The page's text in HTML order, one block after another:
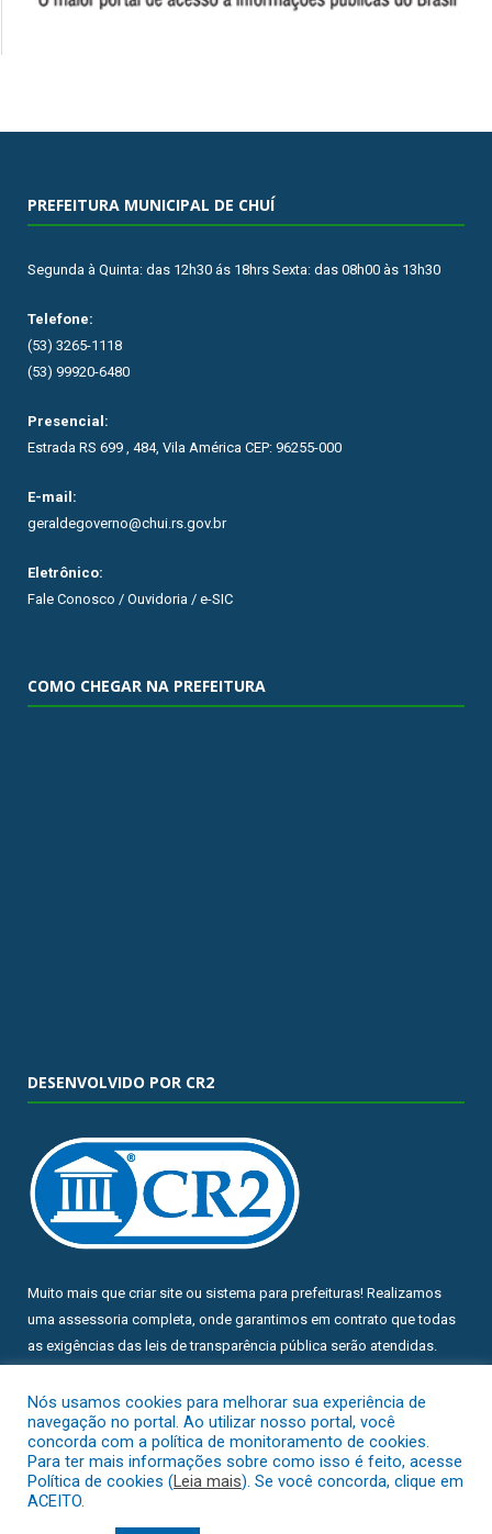
PREFEITURA MUNICIPAL DE CHUÍ
Segunda à Quinta: das 12h30 ás 18hrs Sexta: das 08h00 às 13h30
Telefone:
(53) 3265-1118
(53) 99920-6480
Presencial:
Estrada RS 699 , 484, Vila América CEP: 96255-000
E-mail:
geraldegoverno@chui.rs.gov.br
Eletrônico:
Fale Conosco / Ouvidoria / e-SIC
COMO CHEGAR NA PREFEITURA
DESENVOLVIDO POR CR2
Muito mais que criar site ou sistema para prefeituras! Realizamos
uma assessoria completa, onde garantimos em contrato que todas
as exigências das leis de transparência pública serão atendidas.
Conheça o e o Radar da Transparência Pública
Todos os direitos reservados a Prefeitura Municipal de Chuí.
Nós usamos cookies para melhorar sua experiência de
navegação no portal. Ao utilizar nosso portal, você
concorda com a política de monitoramento de cookies.
Para ter mais informações sobre como isso é feito, acesse
Política de cookies (Leia mais). Se você concorda, clique em
ACEITO.